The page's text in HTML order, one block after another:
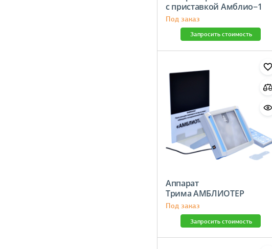
с приставкой Амблио−1
Под заказ
Запросить стоимость
Аппарат
Трима АМБЛИОТЕР
Под заказ
Запросить стоимость